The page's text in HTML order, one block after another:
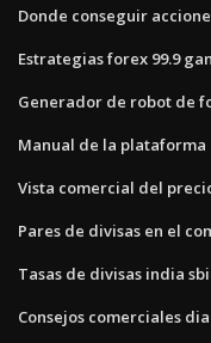
Donde conseguir
Estrategias forex 99.9
Generador de robot de
Manual de la
Vista comercial del
Pares de divisas en el
Tasas de divisas india sbi
Consejos comerciales